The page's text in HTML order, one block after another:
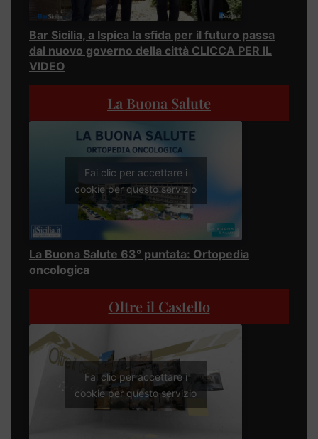
Bar Sicilia, a Ispica la sfida per il futuro passa
dal nuovo governo della città CLICCA PER IL
VIDEO
La Buona Salute
Fai clic per accettare i
cookie per questo servizio
La Buona Salute 63° puntata: Ortopedia
oncologica
Oltre il Castello
Fai clic per accettare i
cookie per questo servizio